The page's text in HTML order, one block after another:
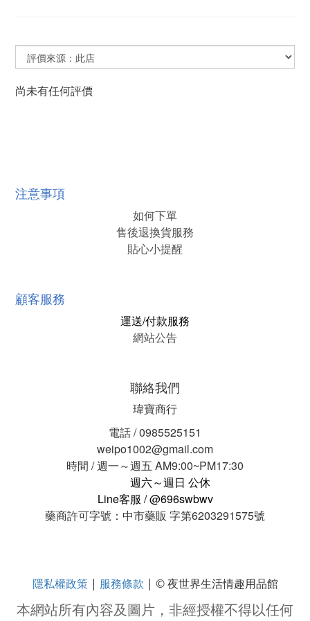
尚未有任何評價
注意事項
如何下單
售後退換貨服務
貼心小提醒
顧客服務
運送/付款服務
網站公告
聯絡我們
瑋寶商行
電話 / 0985525151
weipo1002@gmail.com
時間 / 週一～週五 AM9:00~PM17:30
週六～週日 公休
Line客服 / @696swbwv
藥商許可字號：中市藥販 字第6203291575號
隱私權政策| 服務條款 | © 夜世界生活情趣用品館
本網站所有內容及圖片，非經授權不得以任何